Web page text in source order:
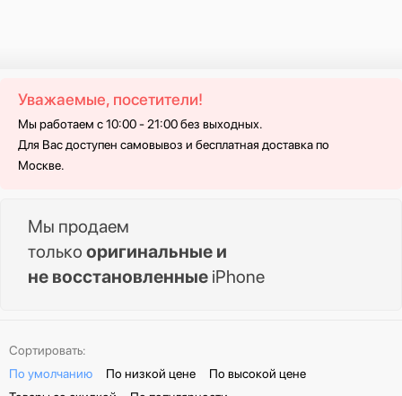
Уважаемые, посетители!
Мы работаем с 10:00 - 21:00 без выходных.
Для Вас доступен самовывоз и бесплатная доставка по
Москве.
Мы продаем
только оригинальные и
не восстановленные iPhone
Сортировать:
По умолчанию
По низкой цене
По высокой цене